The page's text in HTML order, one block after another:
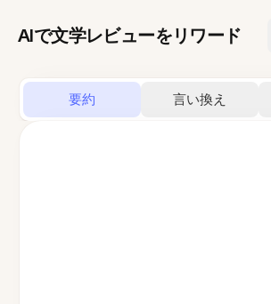
AIで文学レビューをリワード
要約 言い換え